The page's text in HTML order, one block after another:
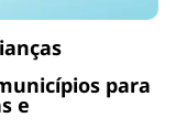
para
e